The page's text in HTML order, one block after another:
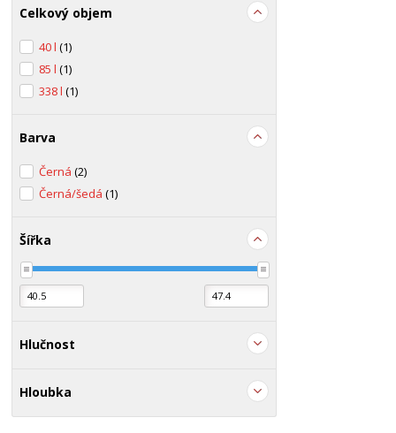
Celkový objem
40 l(1)
85 l(1)
338 l(1)
Barva
Černá(2)
Černá/šedá(1)
Šířka
Hlučnost
Hloubka